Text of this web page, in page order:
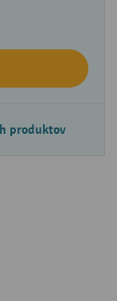
produktov